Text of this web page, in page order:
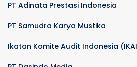
PT Adinata Prestasi Indonesia
PT Samudra Karya Mustika
Ikatan Komite Audit Indonesia